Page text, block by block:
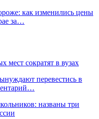
как изменились цены
за…
мест сократят в вузах
перевестись в
названы три